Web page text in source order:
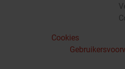
Cookies